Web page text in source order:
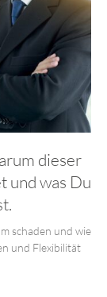
dieser
und was Du
schaden und wie
und Flexibilität